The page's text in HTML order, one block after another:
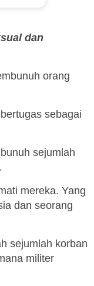
dan
orang
sebagai
sejumlah
mereka. Yang
dan seorang
sejumlah korban
militer